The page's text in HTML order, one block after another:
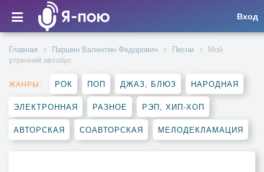
Вход
Главная Паршин Валентин Федорович Песни
Мой
утренний автобус
ЖАНРЫ: РОК ПОП ДЖАЗ, БЛЮЗ НАРОДНАЯ
ЭЛЕКТРОННАЯ РАЗНОЕ РЭП, ХИП-ХОП
АВТОРСКАЯ СОАВТОРСКАЯ МЕЛОДЕКЛАМАЦИЯ